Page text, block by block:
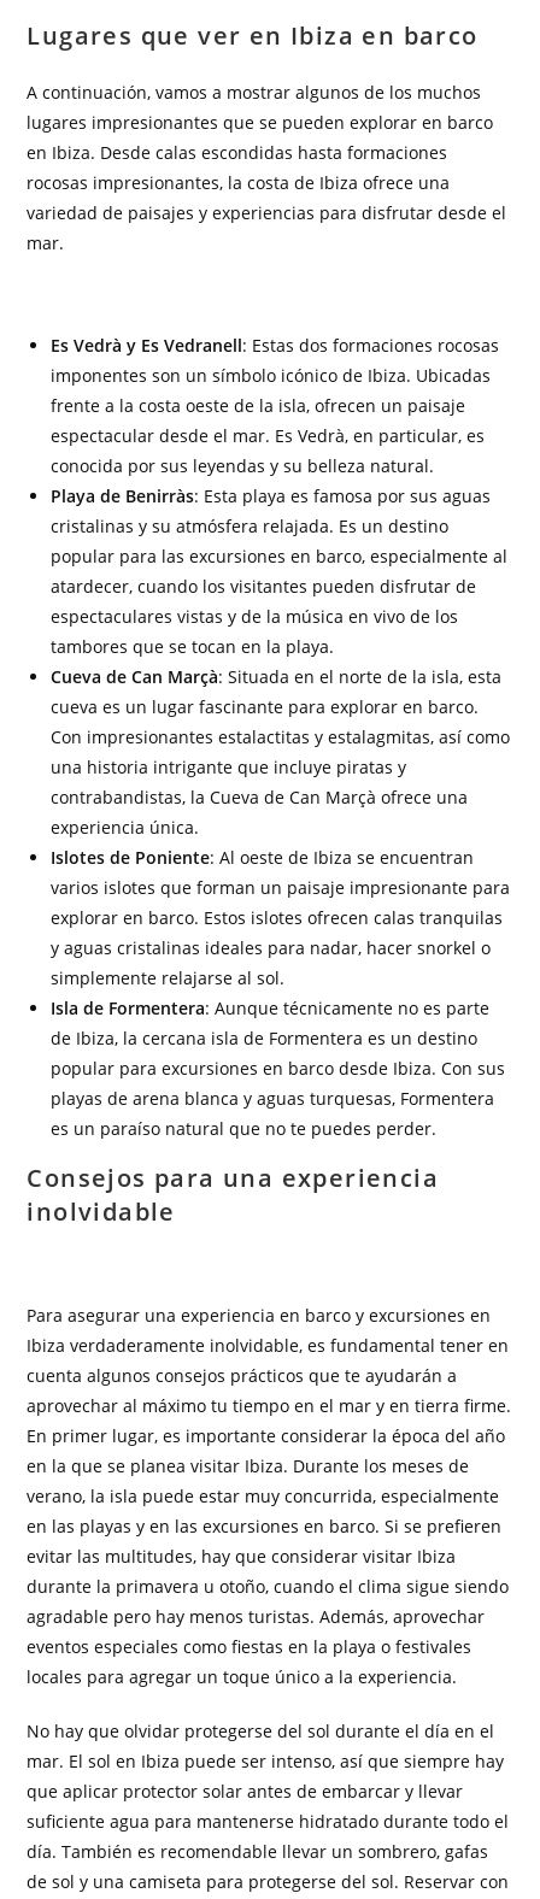
Lugares que ver en Ibiza en barco
A continuación, vamos a mostrar algunos de los muchos
lugares impresionantes que se pueden explorar en barco
en Ibiza. Desde calas escondidas hasta formaciones
rocosas impresionantes, la costa de Ibiza ofrece una
variedad de paisajes y experiencias para disfrutar desde el
mar.
Es Vedrà y Es Vedranell: Estas dos formaciones rocosas
imponentes son un símbolo icónico de Ibiza. Ubicadas
frente a la costa oeste de la isla, ofrecen un paisaje
espectacular desde el mar. Es Vedrà, en particular, es
conocida por sus leyendas y su belleza natural.
Playa de Benirràs: Esta playa es famosa por sus aguas
cristalinas y su atmósfera relajada. Es un destino
popular para las excursiones en barco, especialmente al
atardecer, cuando los visitantes pueden disfrutar de
espectaculares vistas y de la música en vivo de los
tambores que se tocan en la playa.
Cueva de Can Marçà: Situada en el norte de la isla, esta
cueva es un lugar fascinante para explorar en barco.
Con impresionantes estalactitas y estalagmitas, así como
una historia intrigante que incluye piratas y
contrabandistas, la Cueva de Can Marçà ofrece una
experiencia única.
Islotes de Poniente: Al oeste de Ibiza se encuentran
varios islotes que forman un paisaje impresionante para
explorar en barco. Estos islotes ofrecen calas tranquilas
y aguas cristalinas ideales para nadar, hacer snorkel o
simplemente relajarse al sol.
Isla de Formentera: Aunque técnicamente no es parte
de Ibiza, la cercana isla de Formentera es un destino
popular para excursiones en barco desde Ibiza. Con sus
playas de arena blanca y aguas turquesas, Formentera
es un paraíso natural que no te puedes perder.
Consejos para una experiencia
inolvidable
Para asegurar una experiencia en barco y excursiones en
Ibiza verdaderamente inolvidable, es fundamental tener en
cuenta algunos consejos prácticos que te ayudarán a
aprovechar al máximo tu tiempo en el mar y en tierra firme.
En primer lugar, es importante considerar la época del año
en la que se planea visitar Ibiza. Durante los meses de
verano, la isla puede estar muy concurrida, especialmente
en las playas y en las excursiones en barco. Si se prefieren
evitar las multitudes, hay que considerar visitar Ibiza
durante la primavera u otoño, cuando el clima sigue siendo
agradable pero hay menos turistas. Además, aprovechar
eventos especiales como fiestas en la playa o festivales
locales para agregar un toque único a la experiencia.
No hay que olvidar protegerse del sol durante el día en el
mar. El sol en Ibiza puede ser intenso, así que siempre hay
que aplicar protector solar antes de embarcar y llevar
suficiente agua para mantenerse hidratado durante todo el
día. También es recomendable llevar un sombrero, gafas
de sol y una camiseta para protegerse del sol. Reservar con